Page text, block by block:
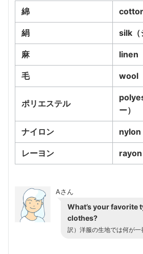
綿
絹 silk（
麻 linen
毛 wool
ポリエステル
ー）
ナイロン nylon
レーヨン rayon
Aさん
What’s your favorite
clothes?
訳）洋服の生地では何が一